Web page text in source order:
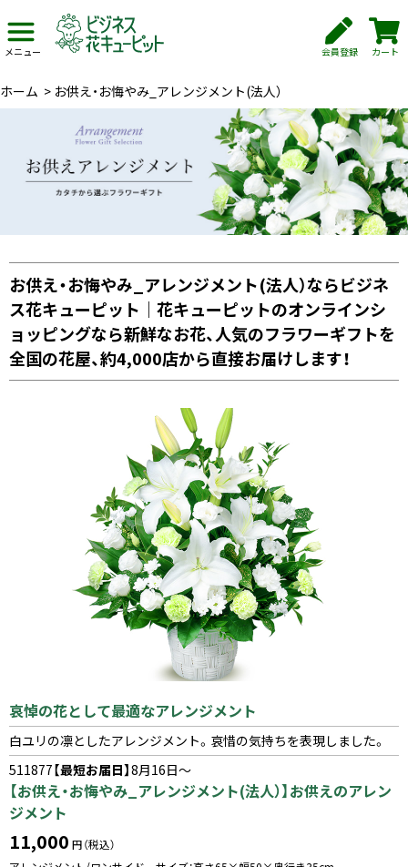
メニュー 会員登録 カート
ホーム > お供え・お悔やみ_アレンジメント(法人）
お供え・お悔やみ_アレンジメント(法人）ならビジネ
ス花キューピット｜花キューピットのオンラインシ
ョッピングなら新鮮なお花、人気のフラワーギフトを
全国の花屋、約4,000店から直接お届けします！
哀悼の花として最適なアレンジメント
白ユリの凛としたアレンジメント。哀惜の気持ちを表現しました。
511877【最短お届日】8月16日～
【お供え・お悔やみ_アレンジメント(法人）】お供えのアレン
ジメント
11,000 円（税込）